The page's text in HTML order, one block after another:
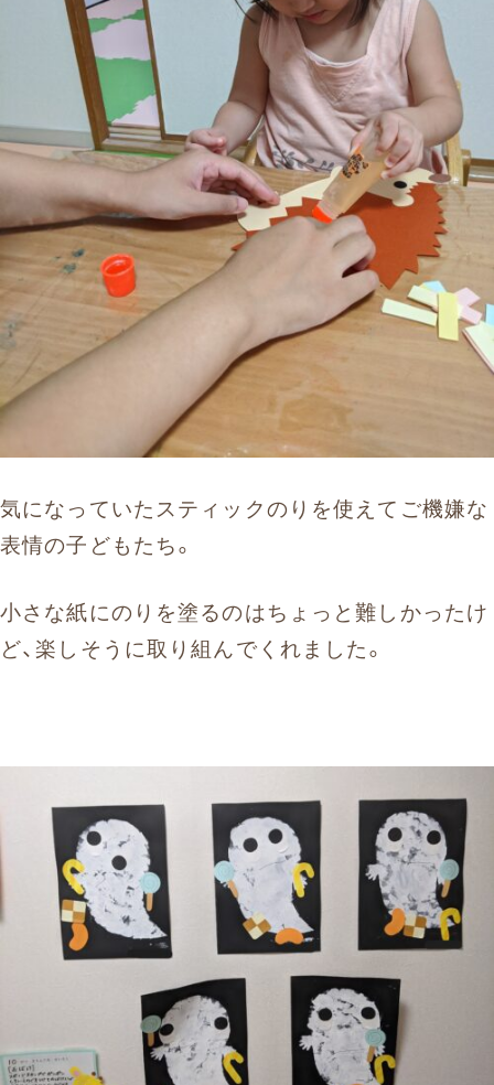
気になっていたスティックのりを使えてご機嫌な
表情の子どもたち。
小さな紙にのりを塗るのはちょっと難しかったけ
ど、楽しそうに取り組んでくれました。